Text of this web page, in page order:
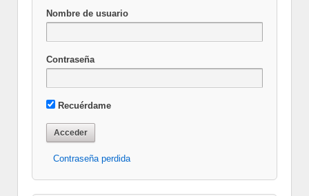
Nombre de usuario
Contraseña
Recuérdame
Contraseña perdida